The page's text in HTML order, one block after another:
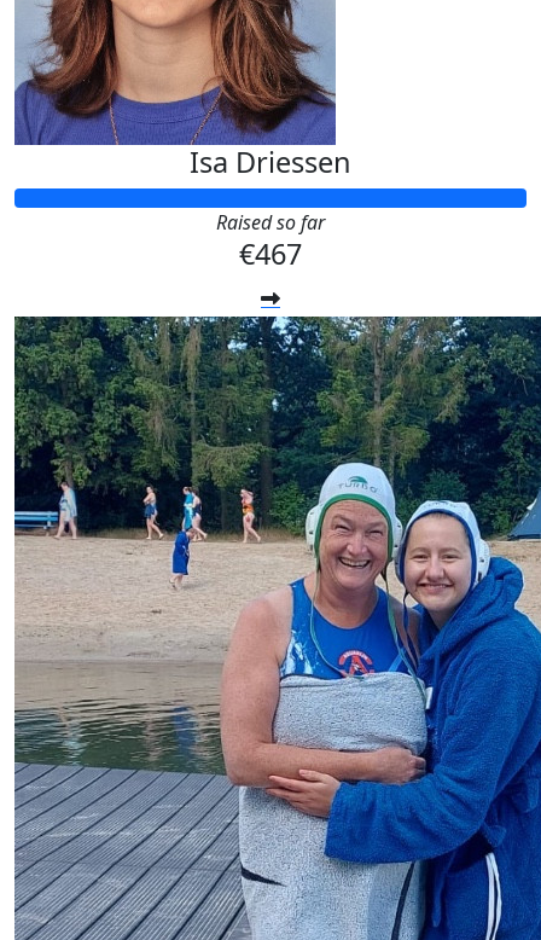
Isa Driessen
Raised so far
€467